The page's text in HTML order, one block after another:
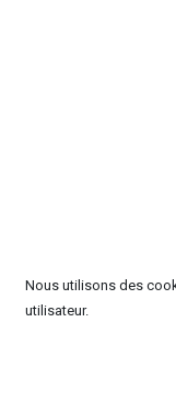
Nous utilisons des
utilisateur.